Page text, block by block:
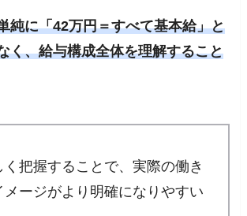
純に「42万円＝すべて基本給」と
く、給与構成全体を理解すること
く把握することで、実際の働き
メージがより明確になりやすい